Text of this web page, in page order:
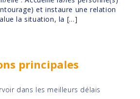
et instaure une relation
la situation, la […]
principales
dans les meilleurs délais